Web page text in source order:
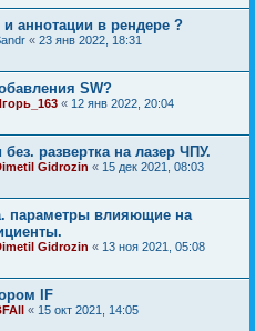
аннотации в рендере ?
« 23 янв 2022, 18:31
SW?
« 12 янв 2022, 20:04
развертка на лазер ЧПУ.
Gidrozin « 15 дек 2021, 08:03
параметры влияющие на
Gidrozin « 13 ноя 2021, 05:08
IF
« 15 окт 2021, 14:05